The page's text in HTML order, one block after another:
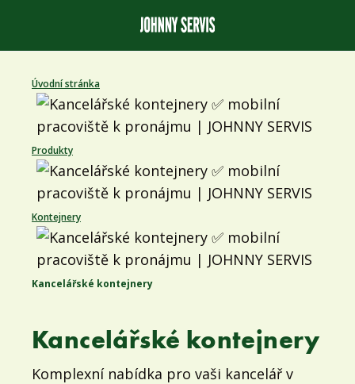
Úvodní stránka
Produkty
Kontejnery
Kancelářské kontejnery
Kancelářské kontejnery
Komplexní nabídka pro vaši kancelář v